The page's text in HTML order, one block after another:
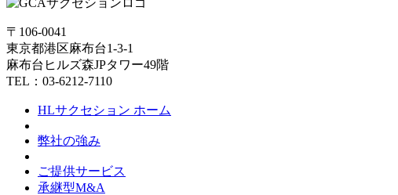
〒106-0041
東京都港区麻布台1-3-1
麻布台ヒルズ森JPタワー49階
TEL：03-6212-7110
HLサクセション ホーム
弊社の強み
ご提供サービス
承継型M&A